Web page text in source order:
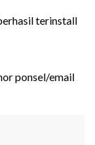
terinstall
ponsel/email